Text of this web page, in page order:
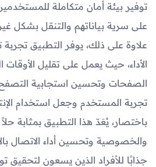
توفير بيئة أمان متكاملة
على سرية بياناتهم والتنقل بشكل
علاوة على ذلك، يوفر التطبيق
الأداء، حيث يعمل على تقليل الأوقات
الصفحات وتحسين استجابية
تجربة المستخدم وجعل استخدام
باختصار، يُعَدّ هذا التطبيق بمثابة
والخصوصية وتحسين أداء الاتصال
جذابًا للأفراد الذين يسعون لتحقيق